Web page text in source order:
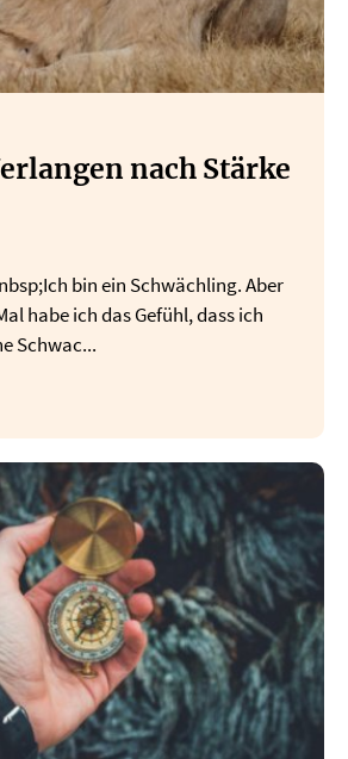
nach Stärke
bin ein Schwächling. Aber
habe ich das Gefühl, dass ich
Schwac...